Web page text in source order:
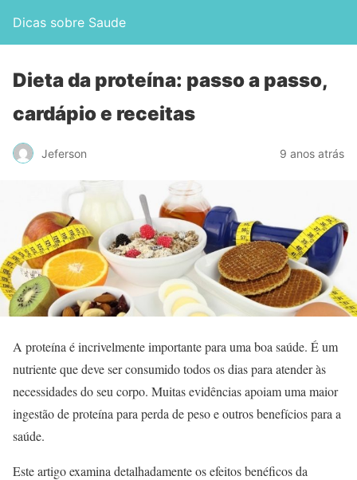
Dicas sobre Saude
Dieta da proteína: passo a passo,
cardápio e receitas
Jeferson 9 anos atrás
A proteína é incrivelmente importante para uma boa saúde. É um
nutriente que deve ser consumido todos os dias para atender às
necessidades do seu corpo. Muitas evidências apoiam uma maior
ingestão de proteína para perda de peso e outros benefícios para a
saúde.
Este artigo examina detalhadamente os efeitos benéficos da